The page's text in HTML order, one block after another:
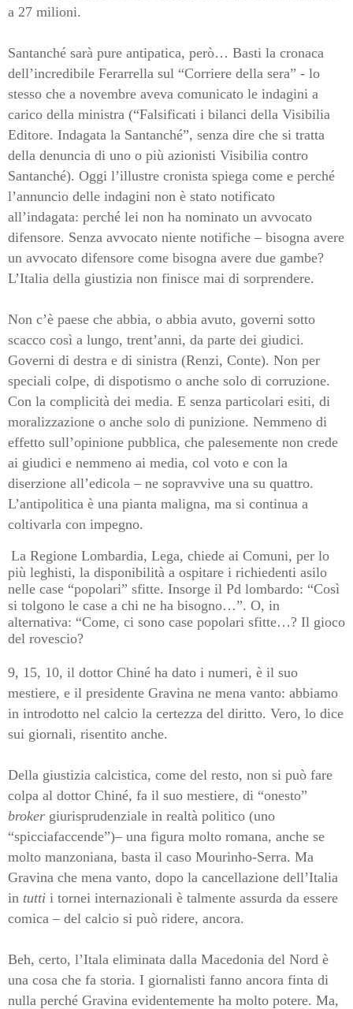
a 27 milioni.
Santanché sarà pure antipatica, però… Basti la cronaca
dell’incredibile Ferarrella sul “Corriere della sera” - lo
stesso che a novembre aveva comunicato le indagini a
carico della ministra (“Falsificati i bilanci della Visibilia
Editore. Indagata la Santanché”, senza dire che si tratta
della denuncia di uno o più azionisti Visibilia contro
Santanché). Oggi l’illustre cronista spiega come e perché
l’annuncio delle indagini non è stato notificato
all’indagata: perché lei non ha nominato un avvocato
difensore. Senza avvocato niente notifiche – bisogna avere
un avvocato difensore come bisogna avere due gambe?
L’Italia della giustizia non finisce mai di sorprendere.
Non c’è paese che abbia, o abbia avuto, governi sotto
scacco così a lungo, trent’anni, da parte dei giudici.
Governi di destra e di sinistra (Renzi, Conte). Non per
speciali colpe, di dispotismo o anche solo di corruzione.
Con la complicità dei media. E senza particolari esiti, di
moralizzazione o anche solo di punizione. Nemmeno di
effetto sull’opinione pubblica, che palesemente non crede
ai giudici e nemmeno ai media, col voto e con la
diserzione all’edicola – ne sopravvive una su quattro.
L’antipolitica è una pianta maligna, ma si continua a
coltivarla con impegno.
La Regione Lombardia, Lega, chiede ai Comuni, per lo
più leghisti, la disponibilità a ospitare i richiedenti asilo
nelle case “popolari” sfitte. Insorge il Pd lombardo: “Così
si tolgono le case a chi ne ha bisogno…”. O, in
alternativa: “Come, ci sono case popolari sfitte…? Il gioco
del rovescio?
9, 15, 10, il dottor Chiné ha dato i numeri, è il suo
mestiere, e il presidente Gravina ne mena vanto: abbiamo
in introdotto nel calcio la certezza del diritto. Vero, lo dice
sui giornali, risentito anche.
Della giustizia calcistica, come del resto, non si può fare
colpa al dottor Chiné, fa il suo mestiere, di “onesto”
broker giurisprudenziale in realtà politico (uno
“spicciafaccende”)– una figura molto romana, anche se
molto manzoniana, basta il caso Mourinho-Serra. Ma
Gravina che mena vanto, dopo la cancellazione dell’Italia
in tutti i tornei internazionali è talmente assurda da essere
comica – del calcio si può ridere, ancora.
Beh, certo, l’Itala eliminata dalla Macedonia del Nord è
una cosa che fa storia. I giornalisti fanno ancora finta di
nulla perché Gravina evidentemente ha molto potere. Ma,